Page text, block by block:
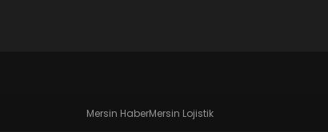
Mersin HaberMersin Lojistik